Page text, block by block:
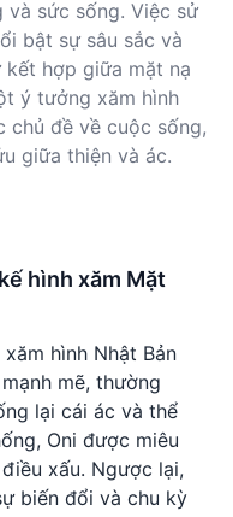
và sức sống. Việc sử
bật sự sâu sắc và
hợp giữa mặt nạ
ý tưởng xăm hình
chủ đề về cuộc sống,
giữa thiện và ác.
hình xăm Mặt
hình Nhật Bản
mẽ, thường
lại cái ác và thể
Oni được miêu
xấu. Ngược lại,
biến đổi và chu kỳ